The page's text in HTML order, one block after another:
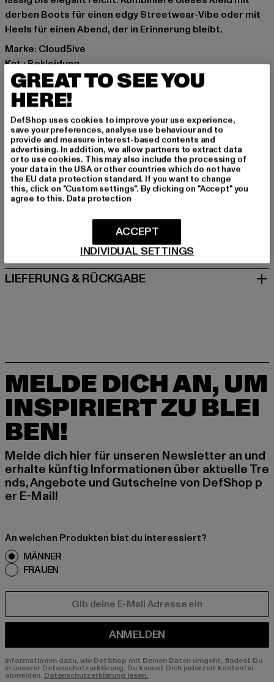
derben Boots für einen edgy Streetwear-Vibe oder mit
Heels für einen Abend, der in Erinnerung bleibt.
Marke: Cloud5ive
Kat.: Bekleidung
Farbe: schwarz
Hersteller Farbe: black
Materialzusammensetzung: 95% Polyester, 5% Elasthan
Art.Nr: 23016614-00007
Hersteller: Bestseller Textilhandels GmbH |
hamburg@bestseller.com
Modering 1,Haus A | 22457 Hamburg | DE
GRÖSSE & PASSFORM
PFLEGEHINWEISE
LIEFERUNG & RÜCKGABE
MELDE DICH AN, UM
INSPIRIERT ZU BLEI
BEN!
Melde dich hier für unseren Newsletter an und
erhalte künftig Informationen über aktuelle Tre
nds, Angebote und Gutscheine von DefShop p
er E-Mail!
An welchen Produkten bist du interessiert?
MÄNNER
FRAUEN
ANMELDEN
Informationen dazu, wie DefShop mit Deinen Daten umgeht, findest Du
in unserer Datenschutzerklärung. Du kannst Dich jederzeit kostenfei
abmelden. Datenschutzerklärung lesen.
GREAT TO SEE YOU
HERE!
DefShop uses cookies to improve your use experience,
save your preferences, analyse use behaviour and to
provide and measure interest-based contents and
advertising. In addition, we allow partners to extract data
or to use cookies. This may also include the processing of
your data in the USA or other countries which do not have
the EU data protection standard. If you want to change
this, click on "Custom settings". By clicking on "Accept" you
agree to this. Data protection
INDIVIDUAL SETTINGS
ACCEPT